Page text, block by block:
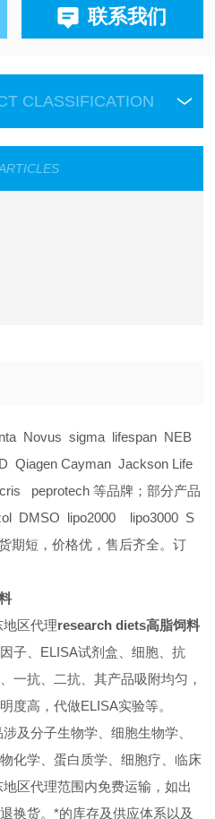
联系我们
CLASSIFICATION
Novus sigma lifespan NEB
Qiagen Cayman Jackson Life
peprotech 等品牌；部分产品
DMSO lipo2000 lipo3000 S
期短，价格优，售后齐全。订
区代理research diets高脂饲料
子、ELISA试剂盒、细胞、抗
一抗、二抗、其产品吸附均匀，
度高，代做ELISA实验等。
涉及分子生物学、细胞生物学、
化学、蛋白质学、细胞疗、临床
区代理范围内免费运输，如出
换货。*的库存及供应体系以及